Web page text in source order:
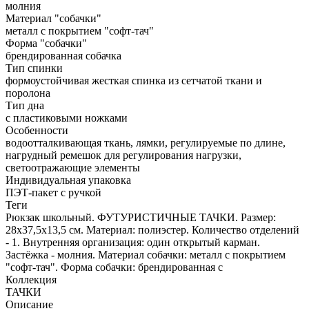
молния
Материал "собачки"
металл с покрытием "софт-тач"
Форма "собачки"
брендированная собачка
Тип спинки
формоустойчивая жесткая спинка из сетчатой ткани и
поролона
Тип дна
с пластиковыми ножками
Особенности
водоотталкивающая ткань, лямки, регулируемые по длине,
нагрудный ремешок для регулирования нагрузки,
светоотражающие элементы
Индивидуальная упаковка
ПЭТ-пакет с ручкой
Теги
Рюкзак школьный. ФУТУРИСТИЧНЫЕ ТАЧКИ. Размер:
28х37,5х13,5 см. Материал: полиэстер. Количество отделений
- 1. Внутренняя организация: один открытый карман.
Застёжка - молния. Материал собачки: металл с покрытием
"софт-тач". Форма собачки: брендированная с
Коллекция
ТАЧКИ
Описание